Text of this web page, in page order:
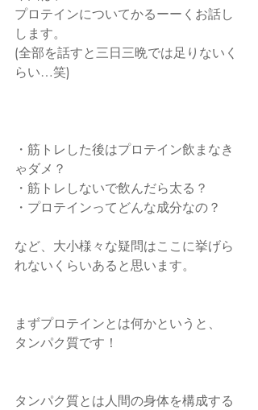
プロテインについてかるーーくお話し
します。
(全部を話すと三日三晩では足りないく
らい…笑)
・筋トレした後はプロテイン飲まなき
ゃダメ？
・筋トレしないで飲んだら太る？
・プロテインってどんな成分なの？
など、大小様々な疑問はここに挙げら
れないくらいあると思います。
まずプロテインとは何かというと、
タンパク質です！
タンパク質とは人間の身体を構成する